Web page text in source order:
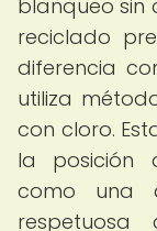
blanqueo sin
reciclado
diferencia
utiliza
con cloro.
la posición
como una